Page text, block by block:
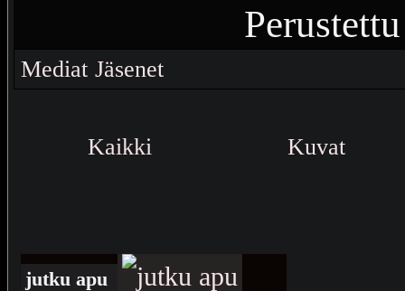
Perustettu
kaik
Mediat Jäsenet
Kaikki Kuvat
jutku apu